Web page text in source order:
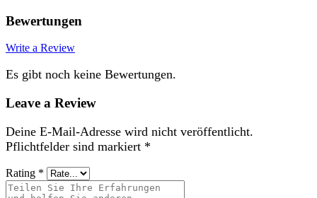
Bewertungen
Write a Review
Es gibt noch keine Bewertungen.
Leave a Review
Deine E-Mail-Adresse wird nicht veröffentlicht.
Pflichtfelder sind markiert *
Rating *